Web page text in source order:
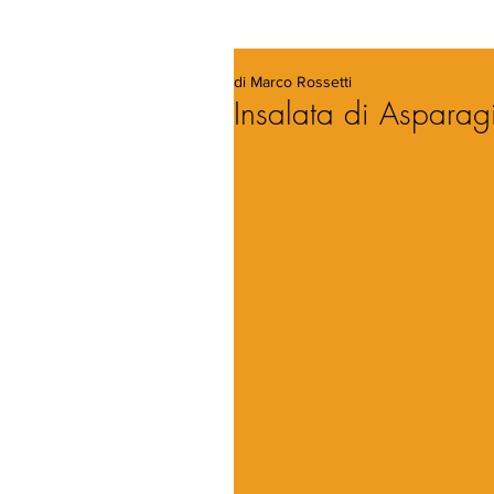
Insalata di
di Marco Rossetti